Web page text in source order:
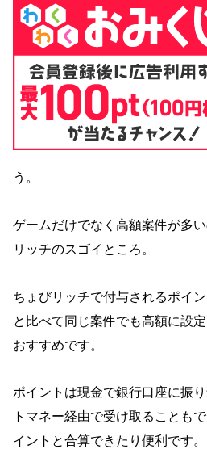
う。
ゲームだけでなく高額案件が多
リッチのスゴイところ。
ちょびリッチで付与されるポイ
と比べて同じ案件でも高額に設
おすすめです。
ポイントは現金で銀行口座に振
トマネー経由で受け取ることも
イントと合算できたり便利です。